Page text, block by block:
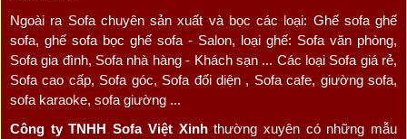
Ngoài ra Sofa chuyên sản xuất và bọc các loại: Ghế sofa ghế
sofa, ghế sofa bọc ghế sofa - Salon, loại ghế: Sofa văn phòng,
Sofa gia đình, Sofa nhà hàng - Khách sạn ... Các loại Sofa giá rẻ,
Sofa cao cấp, Sofa góc, Sofa đối diện , Sofa cafe, giường sofa,
sofa karaoke, sofa giường ...
Công ty TNHH Sofa Việt Xinhthường xuyên có những mẫu